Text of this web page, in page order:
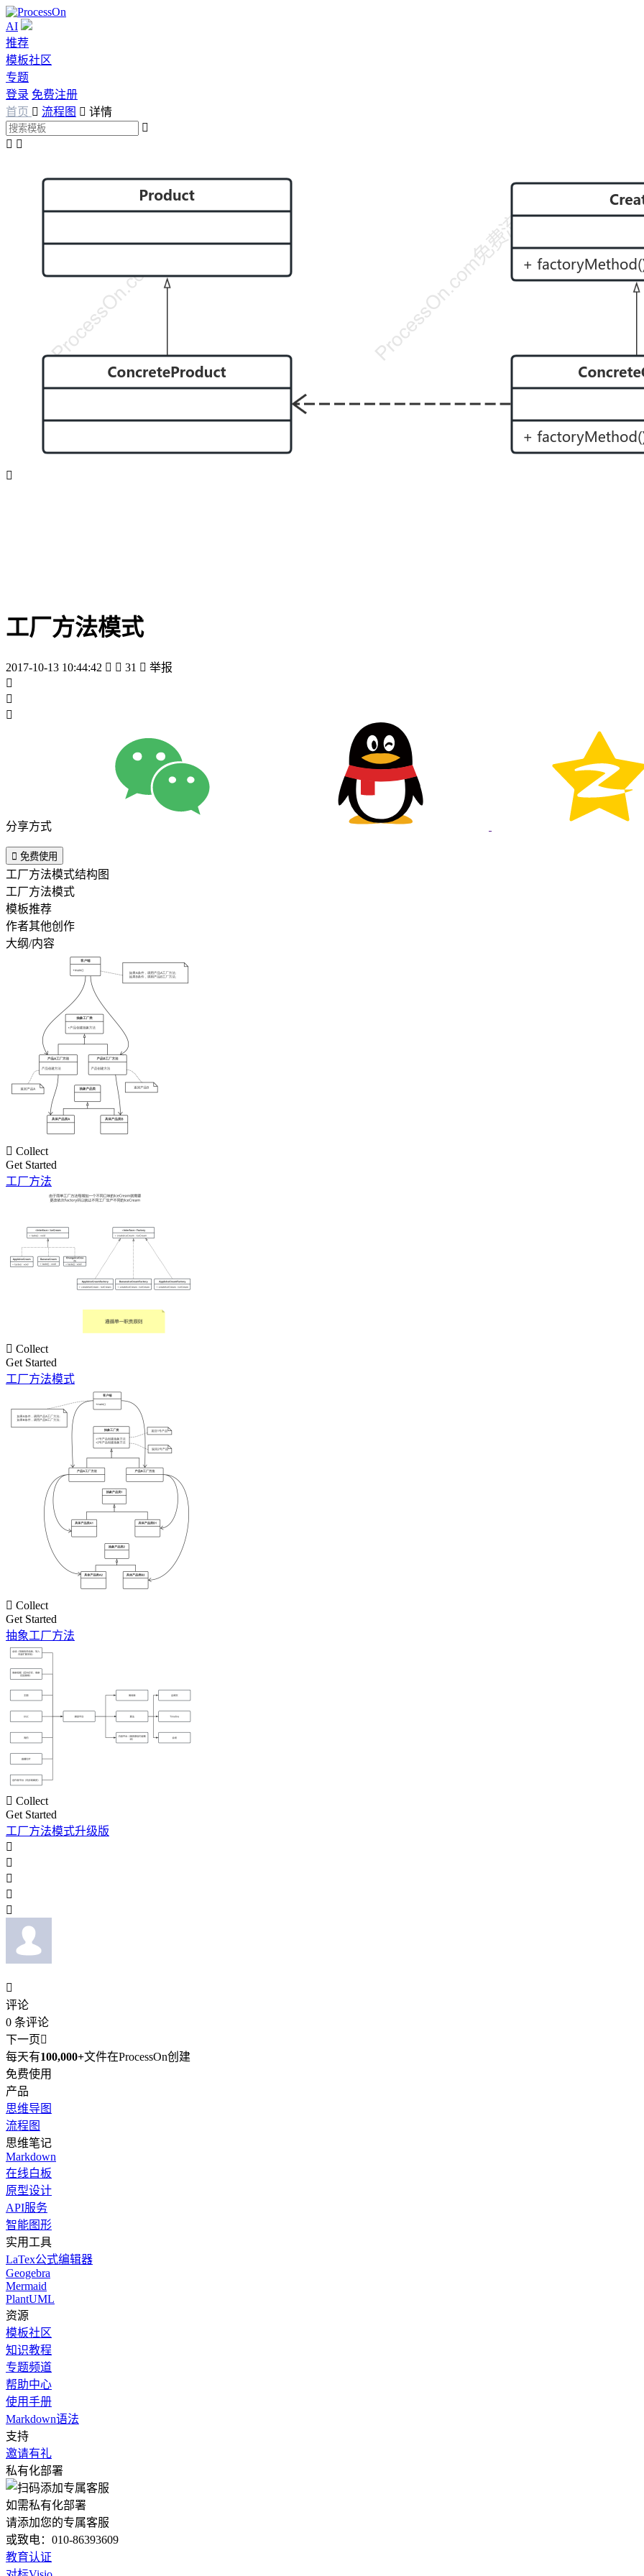
AI
推荐
模板社区
专题
登录 免费注册
首页  流程图  详情

 

工厂方法模式
2017-10-13 10:44:42   31  举报



分享方式
 免费使用
工厂方法模式结构图
工厂方法模式
模板推荐
作者其他创作
大纲/内容
 Collect
Get Started
工厂方法
 Collect
Get Started
工厂方法模式
 Collect
Get Started
抽象工厂方法
 Collect
Get Started
工厂方法模式升级版






评论
0 条评论
下一页
每天有100,000+文件在ProcessOn创建
免费使用
产品
思维导图
流程图
思维笔记
Markdown
在线白板
原型设计
API服务
智能图形
实用工具
LaTex公式编辑器
Geogebra
Mermaid
PlantUML
资源
模板社区
知识教程
专题频道
帮助中心
使用手册
Markdown语法
支持
邀请有礼
私有化部署
如需私有化部署
请添加您的专属客服
或致电：010-86393609
教育认证